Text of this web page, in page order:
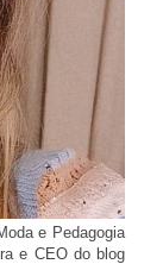
e Pedagogia
e CEO do blog